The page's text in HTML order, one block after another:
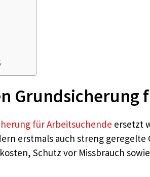
Grundsicherung
für Arbeitsuchende ersetzt
erstmals auch streng
Schutz vor Missbrauch